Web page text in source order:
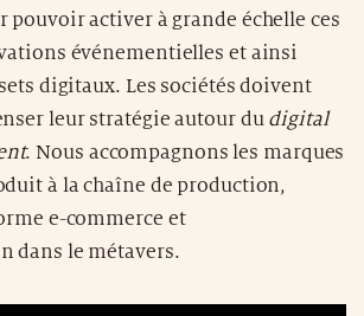
pouvoir activer à grande échelle ces
événementielles et ainsi
digitaux. Les sociétés doivent
leur stratégie autour du digital
. Nous accompagnons les marques
à la chaîne de production,
e-commerce et
dans le métavers.